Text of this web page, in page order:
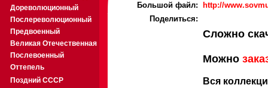
Дореволюционный
Послереволюционный
Предвоенный
Великая Отечественная
Послевоенный
Оттепель
Поздний СССР
Большой файл:
http://
Поделиться:
Сложно
Можно
Вся